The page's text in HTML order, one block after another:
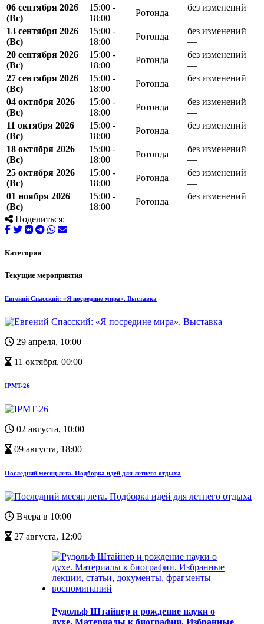
06 сентября 2026
(Вс)
15:00 -
18:00
Ротонда
без изменений
—
13 сентября 2026
(Вс)
15:00 -
18:00
Ротонда
без изменений
—
20 сентября 2026
(Вс)
15:00 -
18:00
Ротонда
без изменений
—
27 сентября 2026
(Вс)
15:00 -
18:00
Ротонда
без изменений
—
04 октября 2026
(Вс)
15:00 -
18:00
Ротонда
без изменений
—
11 октября 2026
(Вс)
15:00 -
18:00
Ротонда
без изменений
—
18 октября 2026
(Вс)
15:00 -
18:00
Ротонда
без изменений
—
25 октября 2026
(Вс)
15:00 -
18:00
Ротонда
без изменений
—
01 ноября 2026
(Вс)
15:00 -
18:00
Ротонда
без изменений
—
Поделиться:
Категории
Текущие мероприятия
Евгений Спасский: «Я посредине мира». Выставка
29 апреля, 10:00
11 октября, 00:00
IPMT-26
02 августа, 10:00
09 августа, 18:00
Последний месяц лета. Подборка идей для летнего отдыха
Вчера в 10:00
27 августа, 12:00
Рудольф Штайнер и рождение науки о